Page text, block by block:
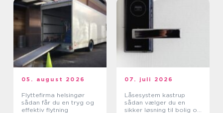
05. august 2026
Flyttefirma helsingør
sådan får du en tryg og
effektiv flytning
07. juli 2026
Låsesystem kastrup
sådan vælger du en
sikker løsning til bolig og